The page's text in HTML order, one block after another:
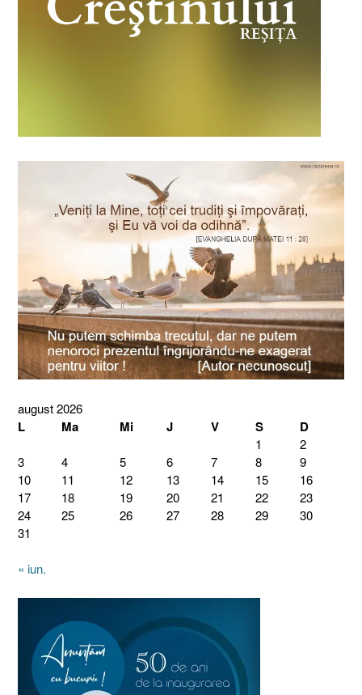
august 2026
L Ma Mi J V S D
1
2
3
4 5 6 7 8
9
10
11 12 13 14 15
16
17
18 19 20 21 22
23
24
25 26 27 28 29
30
31
« iun.